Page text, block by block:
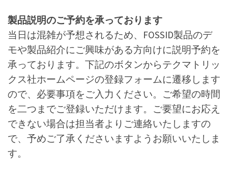
製品説明のご予約を承っております
当日は混雑が予想されるため、FOSSID製品のデ
モや製品紹介にご興味がある方向けに説明予約を
承っております。下記のボタンからテクマトリッ
クス社ホームページの登録フォームに遷移します
ので、必要事項をご入力ください。ご希望の時間
を二つまでご登録いただけます。ご要望にお応え
できない場合は担当者よりご連絡いたしますの
で、予めご了承くださいますようお願いいたしま
す。